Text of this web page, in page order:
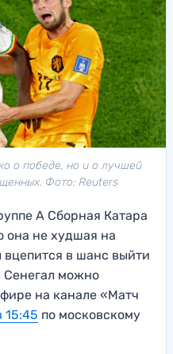
о победе, но и о лучшей
Фото: Reuters
А Сборная Катара
она не худшая на
в шанс выйти
Сенегал можно
на канале «Матч
15:45 по московскому